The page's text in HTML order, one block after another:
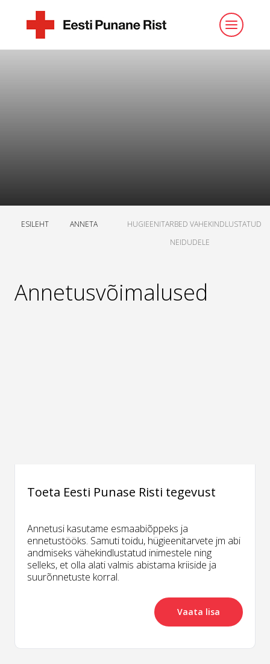
ESILEHT ANNETA
HUGIEENITARBED VAHEKINDLUSTATUD
NEIDUDELE
Annetusvõimalused
Toeta Eesti Punase Risti tegevust
Annetusi kasutame esmaabiõppeks ja
ennetustööks. Samuti toidu, hügieenitarvete jm abi
andmiseks vähekindlustatud inimestele ning
selleks, et olla alati valmis abistama kriiside ja
suurõnnetuste korral.
Vaata lisa